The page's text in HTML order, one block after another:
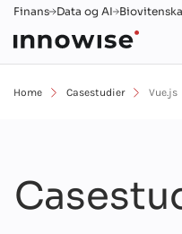
Finans Data og AI
Home Casestudier Vue.js